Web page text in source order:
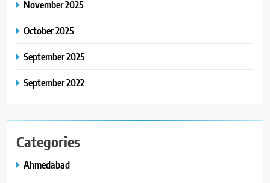
November 2025
October 2025
September 2025
September 2022
Categories
Ahmedabad